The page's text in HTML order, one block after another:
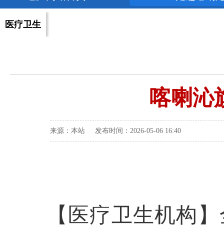
医疗卫生
喀喇沁
来源：本站 发布时间：2026-05-06 16:40
【医疗卫生机构】